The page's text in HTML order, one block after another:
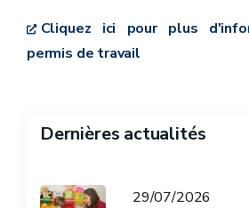
Cliquez ici pour plus
permis de travail
Dernières actualités
29/07/2026